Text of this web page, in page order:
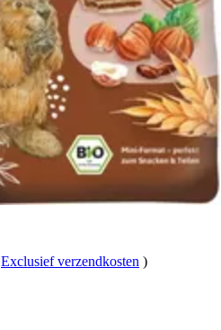
Exclusief verzendkosten )